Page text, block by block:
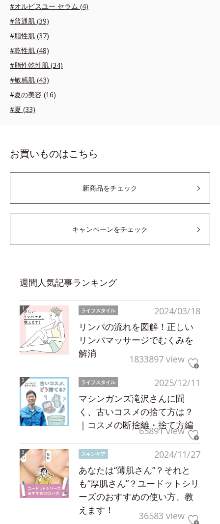
#オルビスユー セラム (4)
#普通肌 (39)
#脂性肌 (37)
#乾性肌 (48)
#脂性乾性肌 (34)
#敏感肌 (43)
#夏の美容 (16)
#夏 (33)
お買いものはこちら
新商品をチェック
キャンペーンをチェック
週間人気記事ランキング
2024/03/18
ライフスタイル
リンパの流れを図解！正しい
リンパマッサージでむくみを
解消
1833897 view
2025/12/11
ライフスタイル
マシンガンズ滝沢さんに聞
く、古いコスメの捨て方は？
｜コスメの断捨離・捨て方編
65891 view
2024/11/27
スキンケア
あなたは“薄肌さん”？それと
も“厚肌さん”？ユードットシリ
ーズのおすすめの使い方、教
えます！
36583 view